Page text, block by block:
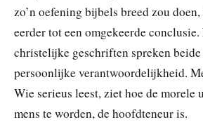
zo’n oefening bijbels breed zou
eerder tot een omgekeerde conclusie.
christelijke geschriften spreken beide
persoonlijke verantwoordelijkheid.
Wie serieus leest, ziet hoe de morele
mens te worden, de hoofdteneur is.